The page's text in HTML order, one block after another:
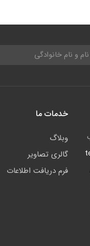
خدمات ما
وبلاگ
گالری تصاویر
فرم دریافت اطلاعات